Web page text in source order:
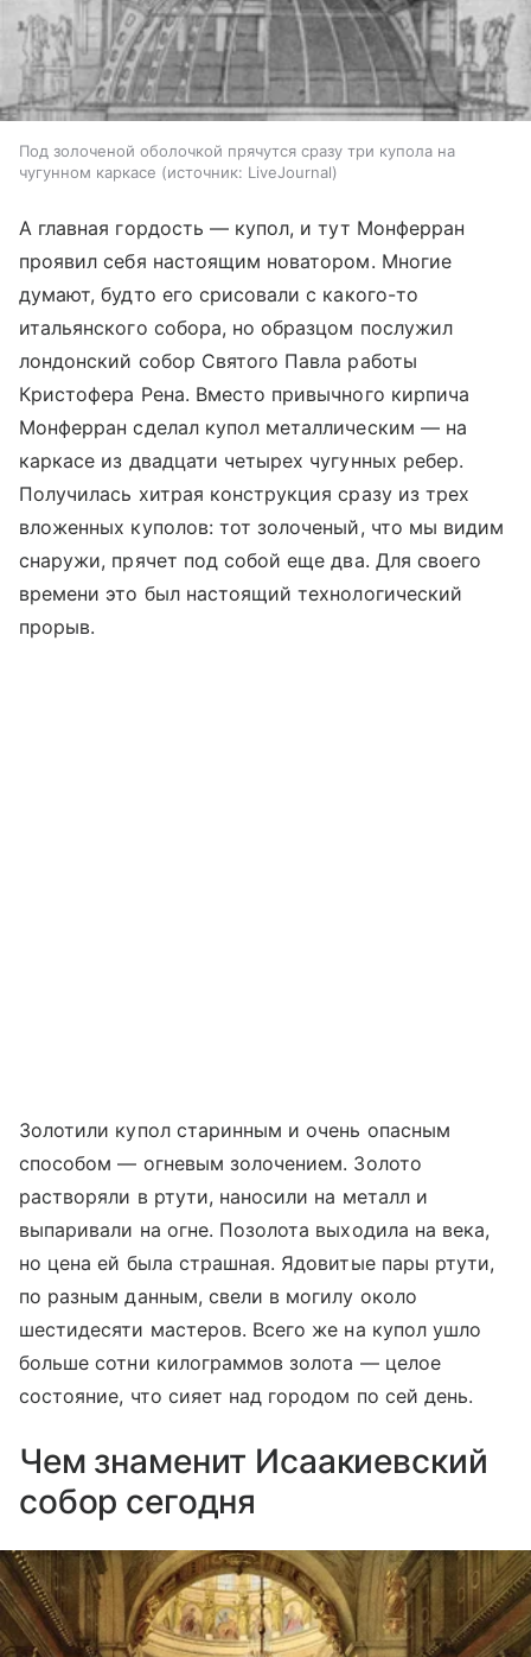
Под золоченой оболочкой прячутся сразу три купола на
чугунном каркасе
источник: LiveJournal
А главная гордость — купол, и тут Монферран
проявил себя настоящим новатором. Многие
думают, будто его срисовали с какого-то
итальянского собора, но образцом послужил
лондонский собор Святого Павла работы
Кристофера Рена. Вместо привычного кирпича
Монферран сделал купол металлическим — на
каркасе из двадцати четырех чугунных ребер.
Получилась хитрая конструкция сразу из трех
вложенных куполов: тот золоченый, что мы видим
снаружи, прячет под собой еще два. Для своего
времени это был настоящий технологический
прорыв.
Золотили купол старинным и очень опасным
способом — огневым золочением. Золото
растворяли в ртути, наносили на металл и
выпаривали на огне. Позолота выходила на века,
но цена ей была страшная. Ядовитые пары ртути,
по разным данным, свели в могилу около
шестидесяти мастеров. Всего же на купол ушло
больше сотни килограммов золота — целое
состояние, что сияет над городом по сей день.
Чем знаменит Исаакиевский
собор сегодня